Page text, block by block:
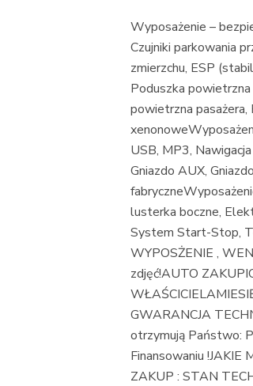
Wyposażenie –
Czujniki parkowania
zmierzchu, ESP
Poduszka
powietrzna pasażera,
USB, MP3,
Gniazdo AUX,
lusterka boczne,
System Start-Stop,
WYPOSŻENIE ,
zdjęć!AUTO
GWARANCJA
otrzymują Państwo:
Finansowaniu !JAKIE
ZAKUP : STAN